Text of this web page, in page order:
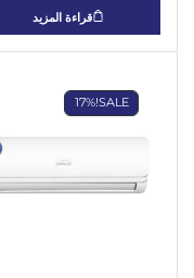
ذهبية، مع طقم أنابيب 3 متر
قراءة المزيد
SALE!
17%